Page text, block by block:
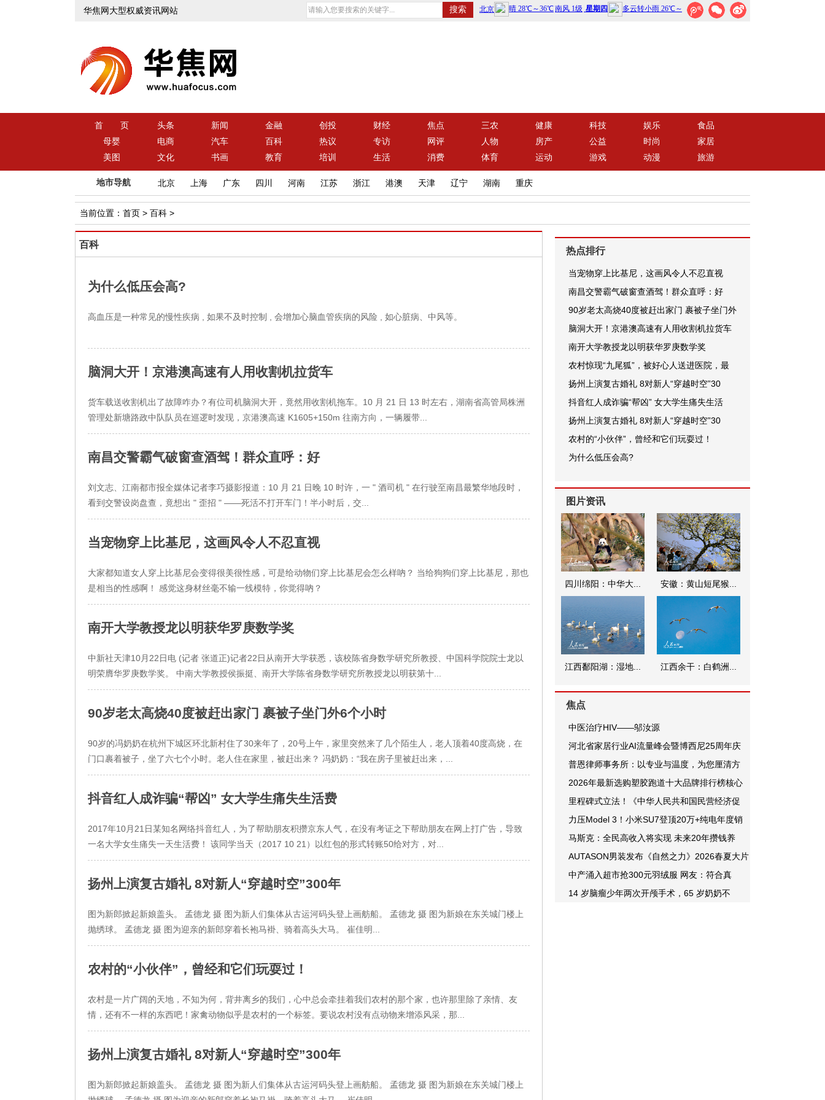
华焦网大型权威资讯网站
首 页 头条 新闻 金融 创投 财经 焦点 三农 健康 科技 娱乐
食品
母婴
电商 汽车 百科 热议 专访 网评 人物 房产 公益 时尚
家居
美图
文化 书画 教育 培训 生活 消费 体育 运动 游戏 动漫 旅游
地市导航 北京 上海 广东 四川 河南 江苏 浙江 港澳 天津 辽宁 湖南 重庆
当前位置： 首页 > 百科 >
百科
为什么低压会高?
高血压是一种常见的慢性疾病 , 如果不及时控制 , 会增加心脑血管疾病的风险 , 如心脏病、中风等。
脑洞大开！京港澳高速有人用收割机拉货车
货车载送收割机出了故障咋办？有位司机脑洞大开，竟然用收割机拖车。10 月 21 日 13 时左右，湖南省高管局株洲
管理处新塘路政中队队员在巡逻时发现，京港澳高速 K1605+150m 往南方向，一辆履带...
南昌交警霸气破窗查酒驾！群众直呼：好
刘文志、江南都市报全媒体记者李巧摄影报道：10 月 21 日晚 10 时许，一 " 酒司机 " 在行驶至南昌最繁华地段时，
看到交警设岗盘查，竟想出 " 歪招 " ——死活不打开车门！半小时后，交...
当宠物穿上比基尼，这画风令人不忍直视
大家都知道女人穿上比基尼会变得很美很性感，可是给动物们穿上比基尼会怎么样吶？ 当给狗狗们穿上比基尼，那也
是相当的性感啊！ 感觉这身材丝毫不输一线模特，你觉得吶？
南开大学教授龙以明获华罗庚数学奖
中新社天津10月22日电 (记者 张道正)记者22日从南开大学获悉，该校陈省身数学研究所教授、中国科学院院士龙以
明荣膺华罗庚数学奖。 中南大学教授侯振挺、南开大学陈省身数学研究所教授龙以明获第十...
90岁老太高烧40度被赶出家门 裹被子坐门外6个小时
90岁的冯奶奶在杭州下城区环北新村住了30来年了，20号上午，家里突然来了几个陌生人，老人顶着40度高烧，在
门口裹着被子，坐了六七个小时。老人住在家里，被赶出来？ 冯奶奶：“我在房子里被赶出来，...
抖音红人成诈骗“帮凶” 女大学生痛失生活费
2017年10月21日某知名网络抖音红人，为了帮助朋友积攒京东人气，在没有考证之下帮助朋友在网上打广告，导致
一名大学女生痛失一天生活费！ 该同学当天（2017 10 21）以红包的形式转账50给对方，对...
扬州上演复古婚礼 8对新人“穿越时空”300年
图为新郎掀起新娘盖头。 孟德龙 摄 图为新人们集体从古运河码头登上画舫船。 孟德龙 摄 图为新娘在东关城门楼上
抛绣球。 孟德龙 摄 图为迎亲的新郎穿着长袍马褂、骑着高头大马。 崔佳明...
农村的“小伙伴”，曾经和它们玩耍过！
农村是一片广阔的天地，不知为何，背井离乡的我们，心中总会牵挂着我们农村的那个家，也许那里除了亲情、友
情，还有不一样的东西吧！家禽动物似乎是农村的一个标签。要说农村没有点动物来增添风采，那...
扬州上演复古婚礼 8对新人“穿越时空”300年
图为新郎掀起新娘盖头。 孟德龙 摄 图为新人们集体从古运河码头登上画舫船。 孟德龙 摄 图为新娘在东关城门楼上
热点排行
当宠物穿上比基尼，这画风令人不忍直视
南昌交警霸气破窗查酒驾！群众直呼：好
90岁老太高烧40度被赶出家门 裹被子坐门外
脑洞大开！京港澳高速有人用收割机拉货车
南开大学教授龙以明获华罗庚数学奖
农村惊现“九尾狐”，被好心人送进医院，最
扬州上演复古婚礼 8对新人“穿越时空”30
抖音红人成诈骗“帮凶” 女大学生痛失生活
扬州上演复古婚礼 8对新人“穿越时空”30
农村的“小伙伴”，曾经和它们玩耍过！
为什么低压会高?
图片资讯
四川绵阳：中华大... 安徽：黄山短尾猴...
江西鄱阳湖：湿地... 江西余干：白鹤洲...
焦点
中医治疗HIV——邬汝源
河北省家居行业AI流量峰会暨博西尼25周年庆
普恩律师事务所：以专业与温度，为您厘清方
2026年最新选购塑胶跑道十大品牌排行榜核心
里程碑式立法！《中华人民共和国民营经济促
力压Model 3！小米SU7登顶20万+纯电年度销
马斯克：全民高收入将实现 未来20年攒钱养
AUTASON男装发布《自然之力》2026春夏大片
中产涌入超市抢300元羽绒服 网友：符合真
14 岁脑瘤少年两次开颅手术，65 岁奶奶不